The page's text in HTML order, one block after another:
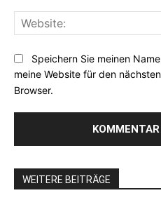
Speichern Sie meinen
meine Website für den
Browser.
WEITERE BEITRÄGE